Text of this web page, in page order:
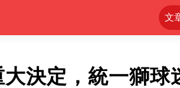
文
決定，統一獅球